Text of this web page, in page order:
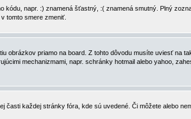
napr. :) znamená šťastný, :( znamená smutný. Plný
tomto smere zmeniť.
priamo na board. Z tohto dôvodu musíte uviesť na
mechanizmami, napr. schránky hotmail alebo yahoo,
každej stránky fóra, kde sú uvedené. Či môžete alebo